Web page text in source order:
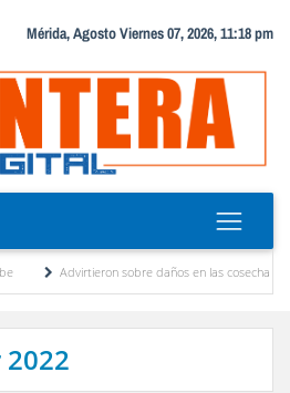
Mérida, Agosto Viernes 07, 2026, 11:18 pm
Advirtieron sobre daños en las cosechas de los